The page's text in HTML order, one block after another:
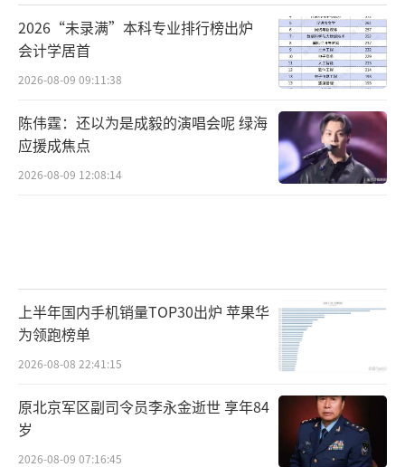
2026“未录满”本科专业排行榜出炉
会计学居首
2026-08-09 09:11:38
陈伟霆：还以为是成毅的演唱会呢 绿海
应援成焦点
2026-08-09 12:08:14
上半年国内手机销量TOP30出炉 苹果华
为领跑榜单
2026-08-08 22:41:15
原北京军区副司令员李永金逝世 享年84
岁
2026-08-09 07:16:45